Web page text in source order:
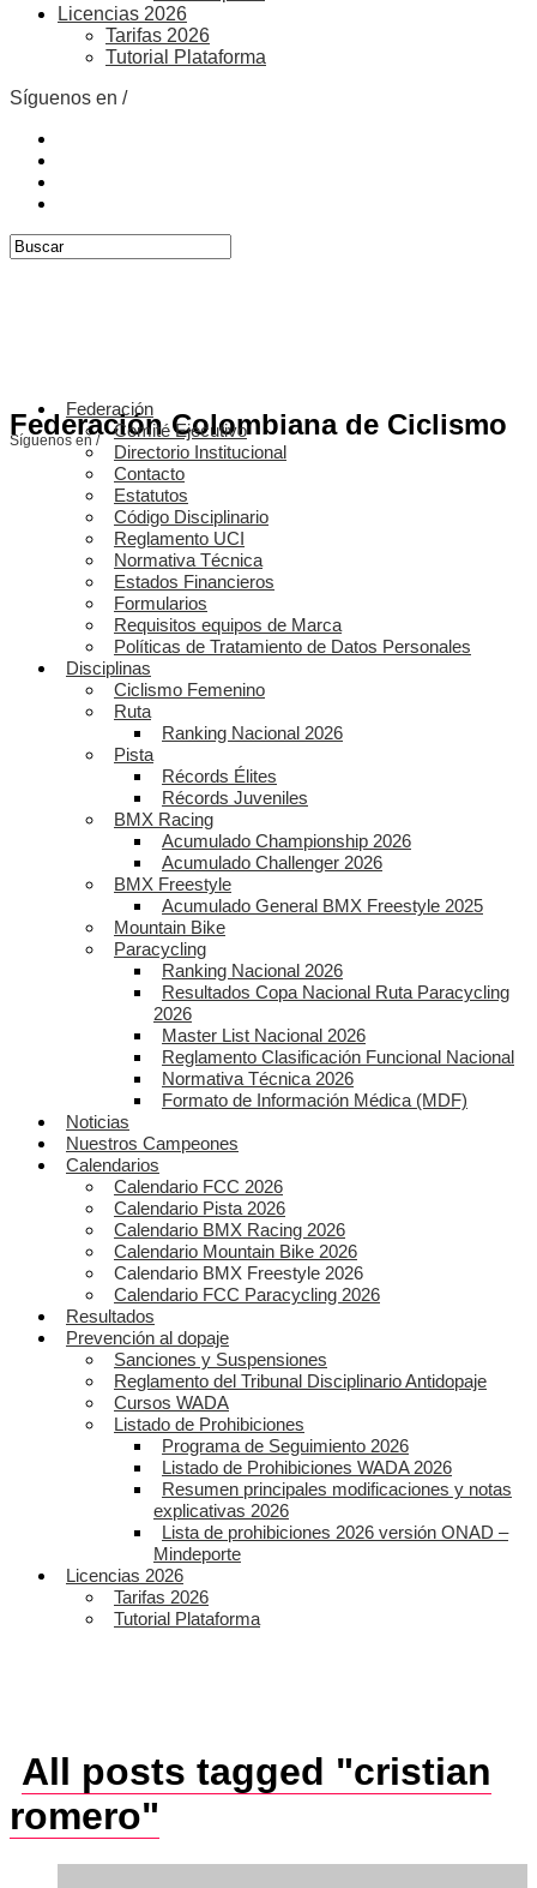
Licencias 2026
Tarifas 2026
Tutorial Plataforma
Síguenos en /
Federación Colombiana de Ciclismo
Síguenos en /
Federación
Comité Ejecutivo
Directorio Institucional
Contacto
Estatutos
Código Disciplinario
Reglamento UCI
Normativa Técnica
Estados Financieros
Formularios
Requisitos equipos de Marca
Políticas de Tratamiento de Datos Personales
Disciplinas
Ciclismo Femenino
Ruta
Ranking Nacional 2026
Pista
Récords Élites
Récords Juveniles
BMX Racing
Acumulado Championship 2026
Acumulado Challenger 2026
BMX Freestyle
Acumulado General BMX Freestyle 2025
Mountain Bike
Paracycling
Ranking Nacional 2026
Resultados Copa Nacional Ruta Paracycling
2026
Master List Nacional 2026
Reglamento Clasificación Funcional Nacional
Normativa Técnica 2026
Formato de Información Médica (MDF)
Noticias
Nuestros Campeones
Calendarios
Calendario FCC 2026
Calendario Pista 2026
Calendario BMX Racing 2026
Calendario Mountain Bike 2026
Calendario BMX Freestyle 2026
Calendario FCC Paracycling 2026
Resultados
Prevención al dopaje
Sanciones y Suspensiones
Reglamento del Tribunal Disciplinario Antidopaje
Cursos WADA
Listado de Prohibiciones
Programa de Seguimiento 2026
Listado de Prohibiciones WADA 2026
Resumen principales modificaciones y notas
explicativas 2026
Lista de prohibiciones 2026 versión ONAD –
Mindeporte
Licencias 2026
Tarifas 2026
Tutorial Plataforma
All posts tagged "cristian
romero"